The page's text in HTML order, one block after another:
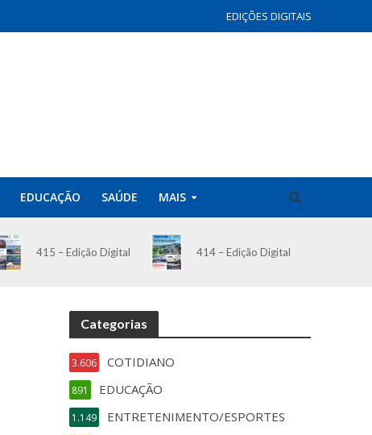
EDIÇÕES DIGITAIS
EDUCAÇÃO SAÚDE MAIS
415 – Edição Digital 414 – Edição Digital
Categorias
COTIDIANO
3.606
EDUCAÇÃO
891
ENTRETENIMENTO/ESPORTES
1.149